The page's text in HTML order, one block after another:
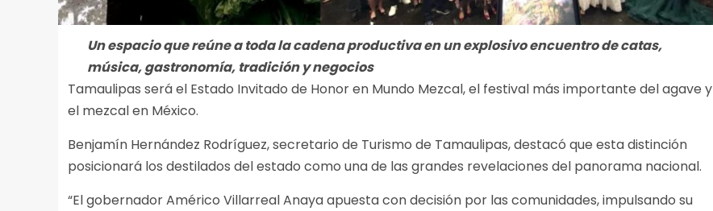
Un espacio que reúne a toda la cadena productiva en un explosivo encuentro de catas,
música, gastronomía, tradición y negocios
Tamaulipas será el Estado Invitado de Honor en Mundo Mezcal, el festival más importante del agave y
el mezcal en México.
Benjamín Hernández Rodríguez, secretario de Turismo de Tamaulipas, destacó que esta distinción
posicionará los destilados del estado como una de las grandes revelaciones del panorama nacional.
“El gobernador Américo Villarreal Anaya apuesta con decisión por las comunidades, impulsando su